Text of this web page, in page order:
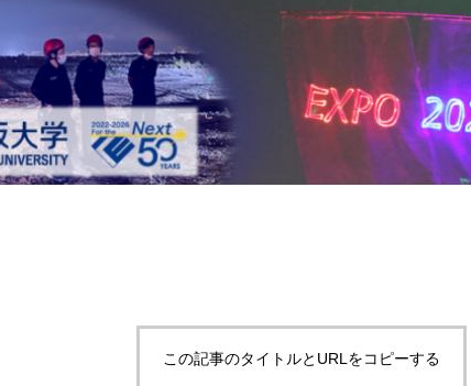
この記事のタイトルとURLをコピーする